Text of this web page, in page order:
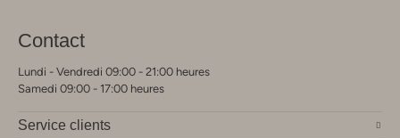
Contact
Lundi - Vendredi 09:00 - 21:00 heures
Samedi 09:00 - 17:00 heures
Service clients